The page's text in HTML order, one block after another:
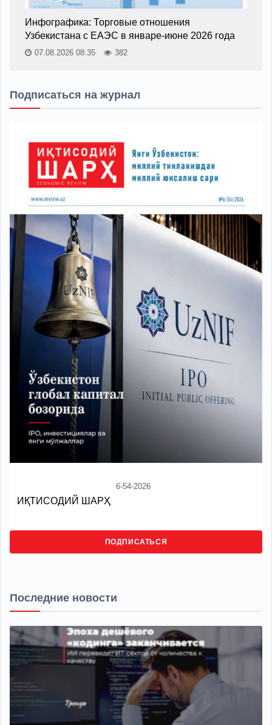
Инфографика: Торговые отношения
Узбекистана с ЕАЭС в январе-июне 2026 года
07.08.2026 08:35 382
Подписаться на журнал
6-54-2026
ИҚТИСОДИЙ ШАРҲ
ПОДПИСАТЬСЯ
Последние новости